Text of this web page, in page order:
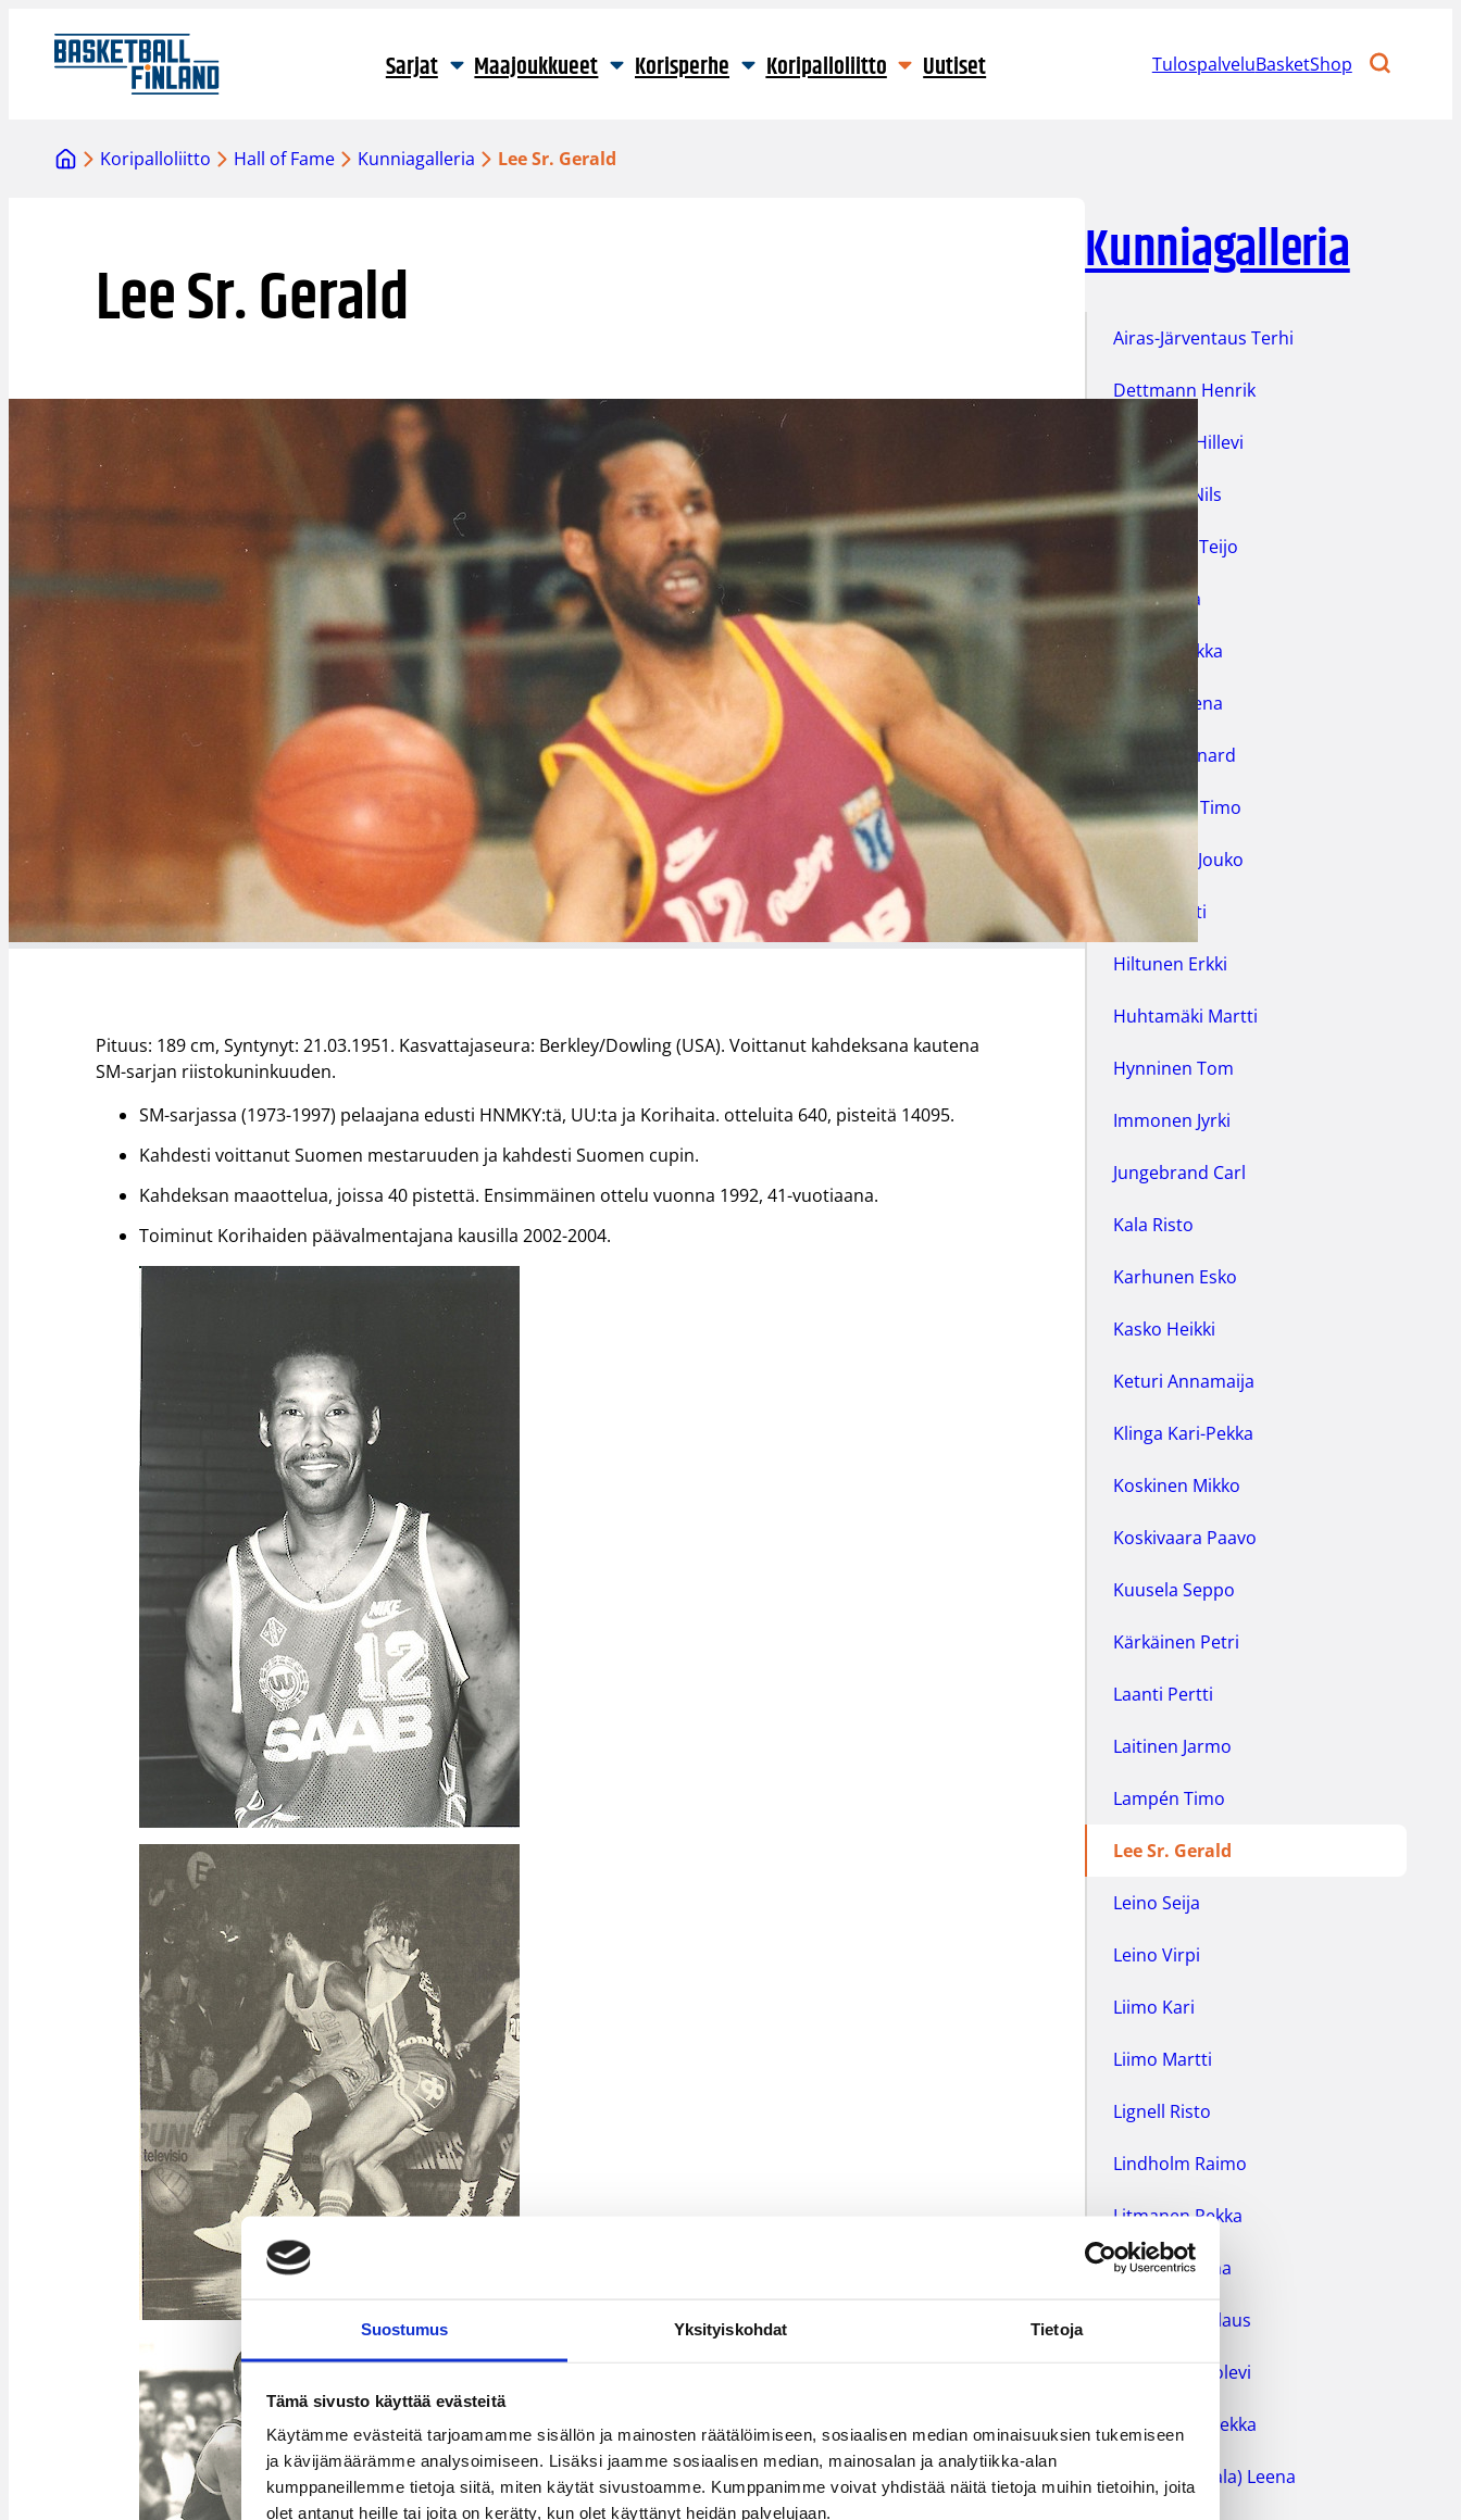
Suostumus Yksityiskohdat Tietoja
Tämä sivusto käyttää evästeitä
Käytämme evästeitä tarjoamamme sisällön ja mainosten räätälöimiseen, sosiaalisen median ominaisuuksien tukemiseen
ja kävijämäärämme analysoimiseen. Lisäksi jaamme sosiaalisen median, mainosalan ja analytiikka-alan
kumppaneillemme tietoja siitä, miten käytät sivustoamme. Kumppanimme voivat yhdistää näitä tietoja muihin tietoihin, joita
olet antanut heille tai joita on kerätty, kun olet käyttänyt heidän palvelujaan.
sisältöön
Sarjat Maajoukkueet Korisperhe Koripalloliitto Uutiset TulospalveluBasketShop
Koripalloliitto Hall of Fame Kunniagalleria Lee Sr. Gerald
Lee Sr. Gerald
Pituus: 189 cm, Syntynyt: 21.03.1951. Kasvattajaseura: Berkley/Dowling (USA). Voittanut kahdeksana kautena
SM-sarjan riistokuninkuuden.
SM-sarjassa (1973-1997) pelaajana edusti HNMKY:tä, UU:ta ja Korihaita. otteluita 640, pisteitä 14095.
Kahdesti voittanut Suomen mestaruuden ja kahdesti Suomen cupin.
Kahdeksan maaottelua, joissa 40 pistettä. Ensimmäinen ottelu vuonna 1992, 41-vuotiaana.
Toiminut Korihaiden päävalmentajana kausilla 2002-2004.
Kunniagalleria
Airas-Järventaus Terhi
Dettmann Henrik
Eskelinen Hillevi
Fabricius Nils
Finneman Teijo
Hakala Lea
Hakola Hilkka
Hakola Leena
Harris Bernard
Haukilahti Timo
Heikkinen Jouko
Hilke Pentti
Hiltunen Erkki
Huhtamäki Martti
Hynninen Tom
Immonen Jyrki
Jungebrand Carl
Kala Risto
Karhunen Esko
Kasko Heikki
Keturi Annamaija
Klinga Kari-Pekka
Koskinen Mikko
Koskivaara Paavo
Kuusela Seppo
Kärkäinen Petri
Laanti Pertti
Laitinen Jarmo
Lampén Timo
Lee Sr. Gerald
Leino Seija
Leino Virpi
Liimo Kari
Liimo Martti
Lignell Risto
Lindholm Raimo
Litmanen Pekka
Luhtanen Juha
Mahlamäki Klaus
Manninen Uolevi
Markkanen Pekka
Martin (Vestala) Leena